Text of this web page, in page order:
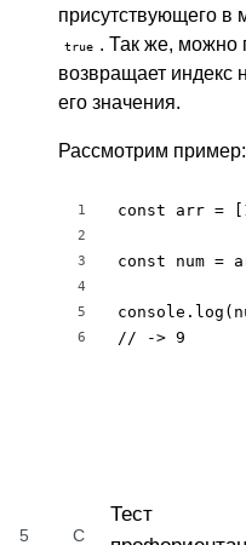
присутствующего в
true . Так же, можно
возвращает индекс
его значения.
Рассмотрим пример:
1
2
3
4
5
6
const arr =
const num =
// -> 9
5
С
Тест